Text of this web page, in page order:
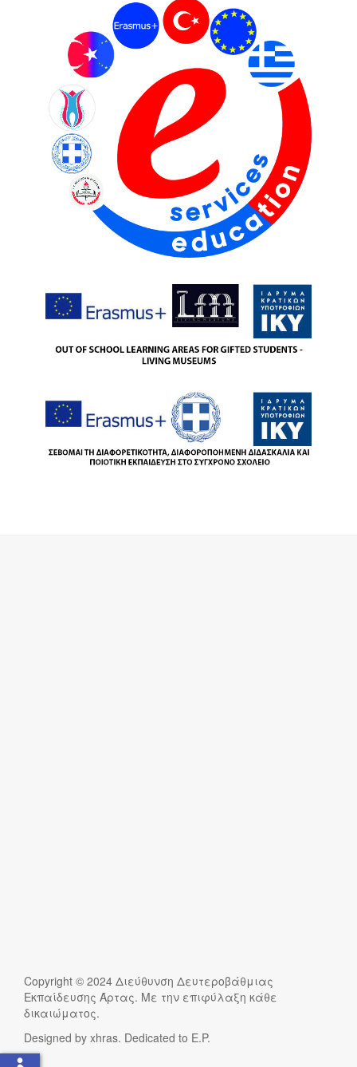
Copyright © 2024 Διεύθυνση Δευτεροβάθμιας
Εκπαίδευσης Άρτας. Με την επιφύλαξη κάθε
δικαιώματος.
Designed by xhras. Dedicated to E.P.